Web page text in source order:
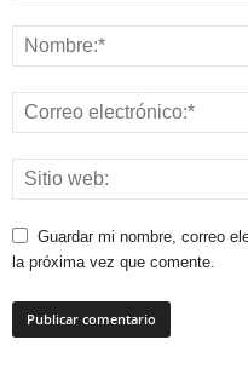
Guardar mi nombre, correo
la próxima vez que comente.